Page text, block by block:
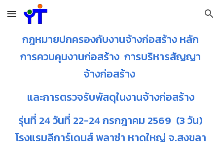
Skip to main content Skip to navigation
กฎหมายปกครองกับงานจ้างก่อสร้าง หลัก
การควบคุมงานก่อสร้าง การบริหารสัญญา
จ้างก่อสร้าง
และการตรวจรับพัสดุในงานจ้างก่อสร้าง
รุ่นที่ 24 วันที่ 22-24 กรกฎาคม 2569 (3 วัน)
โรงแรมลีการ์เดนส์ พลาซ่า หาดใหญ่ จ.สงขลา